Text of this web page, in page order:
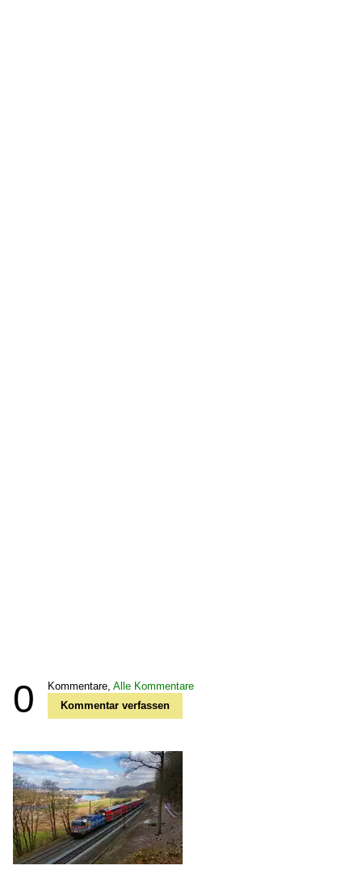
0 Kommentare, Alle Kommentare
Kommentar verfassen